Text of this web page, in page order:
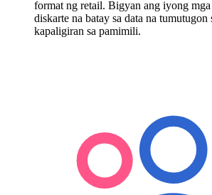
format ng retail. Bigyan ang iyong
diskarte na batay sa data na tumutugon
kapaligiran sa pamimili.